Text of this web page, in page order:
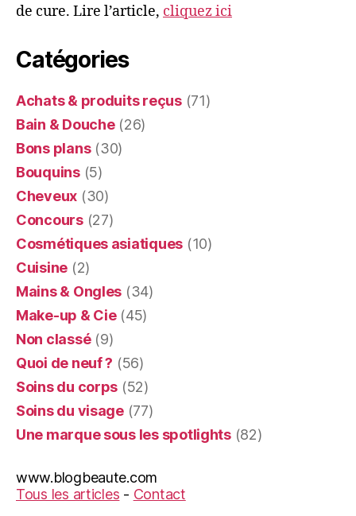
de cure. Lire l’article, cliquez ici
Catégories
Achats & produits reçus(71)
Bain & Douche(26)
Bons plans(30)
Bouquins(5)
Cheveux (30)
Concours(27)
Cosmétiques asiatiques (10)
Cuisine (2)
Mains & Ongles (34)
Make-up & Cie(45)
Non classé(9)
Quoi de neuf ? (56)
Soins du corps (52)
Soins du visage(77)
Une marque sous les spotlights(82)
www.blogbeaute.com
Tous les articles - Contact